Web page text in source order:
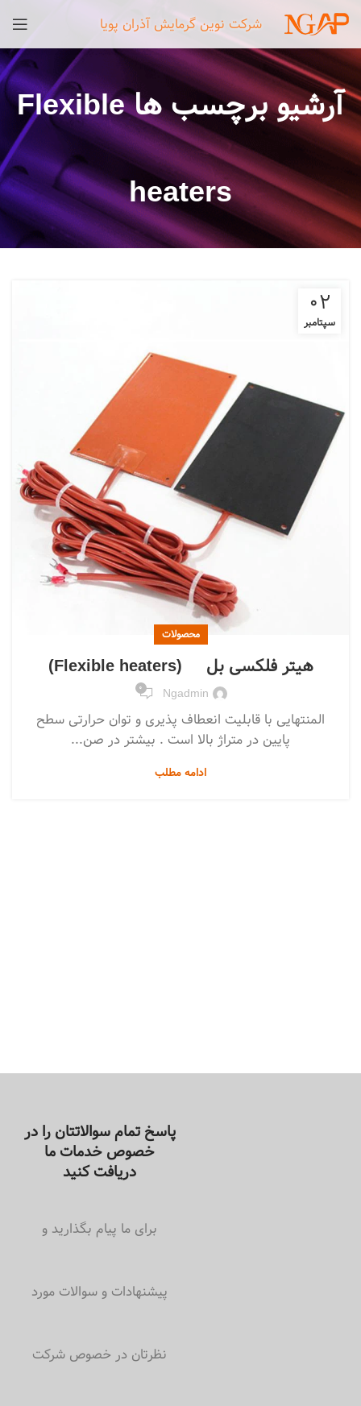
شرکت نوین گرمایش آذران پویا
آرشیو برچسب ها Flexible
heaters
02
سپتامبر
محصولات
هیتر فلکسی بل (Flexible heaters)
Ngadmin
0
المنتهایی با قابلیت انعطاف پذیری و توان حرارتی سطح
پایین در متراژ بالا است . بیشتر در صن...
ادامه مطلب
پاسخ تمام سوالاتتان را در
خصوص خدمات ما
دریافت کنید
برای ما پیام بگذارید و
پیشنهادات و سوالات مورد
نظرتان در خصوص شرکت